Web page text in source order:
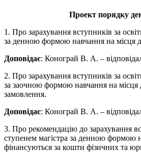
Проект порядку
1. Про зарахування вступників за
за денною формою навчання на місця
Доповідає: Конограй В. А. –
2. Про зарахування вступників за
за заочною формою навчання на місця
замовлення.
Доповідає: Конограй В. А. –
3. Про рекомендацію до зарахування
ступенем магістра за денною формою
фінансуються за кошти фізичних та